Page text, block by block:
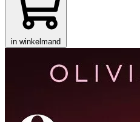
in winkelmand